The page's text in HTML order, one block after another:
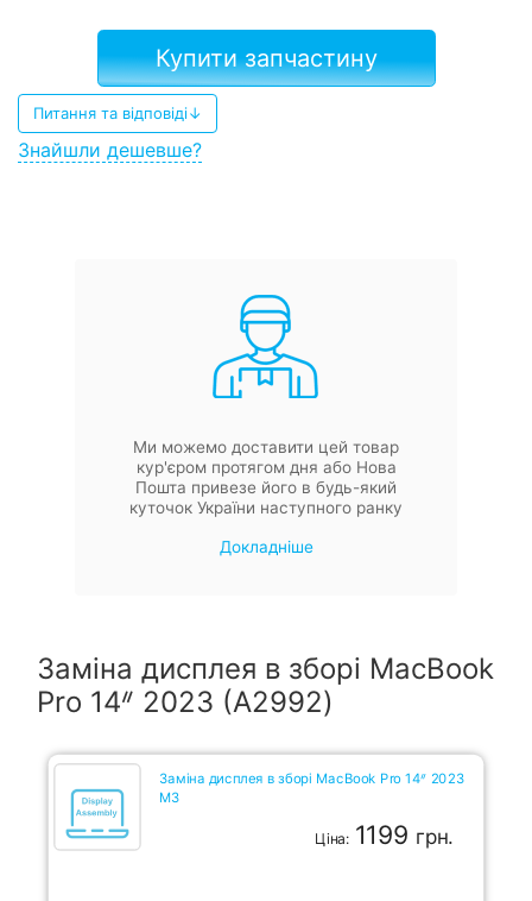
Купити запчастину
Питання та відповіді↓
Знайшли дешевше?
Ми можемо доставити цей товар
кур'єром протягом дня або Нова
Пошта привезе його в будь-який
куточок України наступного ранку
Докладніше
Заміна дисплея в зборі MacBook
Pro 14ᐥ 2023 (А2992)
Заміна дисплея в зборі MacBook Pro 14ᐥ 2023
M3
Ціна: 1199 грн.